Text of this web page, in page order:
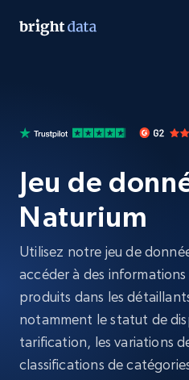
Jeu de
Naturium
Utilisez notre jeu de
accéder à des informations
produits dans les
notamment le statut de
tarification, les variations
classifications de